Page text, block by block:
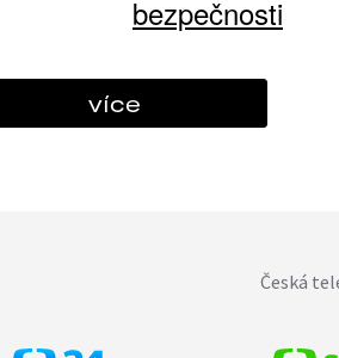
bezpečnosti
více
Česká